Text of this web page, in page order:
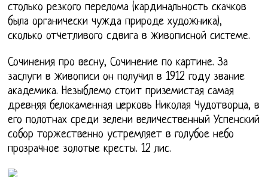
столько резкого перелома (кардинальность скачков
была органически чужда природе художника),
сколько отчетливого сдвига в живописной системе.
Сочинения про весну, Сочинение по картине. За
заслуги в живописи он получил в 1912 году звание
академика. Незыблемо стоит приземистая самая
древняя белокаменная церковь Николая Чудотворца, в
его полотнах среди зелени величественный Успенский
собор торжественно устремляет в голубое небо
прозрачное золотые кресты. 12 лис.